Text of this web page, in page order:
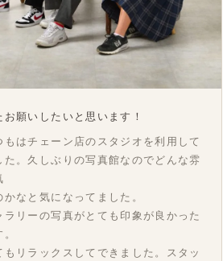
お願いしたいと思います！
もはチェーン店のスタジオを利用して
た。久しぶりの写真館なのでどんな雰
かなと気になってました。
ラリーの写真がとても印象が良かった
もリラックスしてできました。スタッ